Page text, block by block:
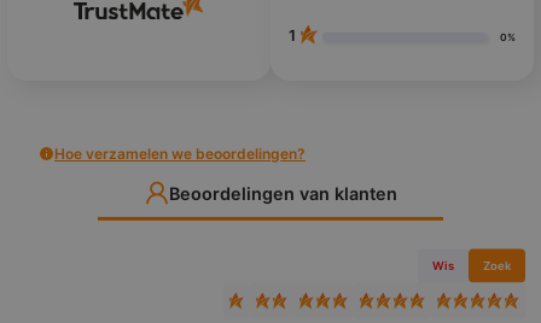
1 0%
Hoe verzamelen we beoordelingen?
Beoordelingen van klanten
Wis Zoek